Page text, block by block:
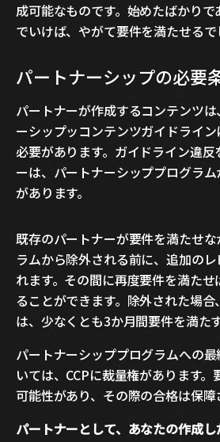
成可能なものです。始めたばかり
でいけば、やがて要件を満たせるで
パートナーシップの必要
パートナーが作成するコンテンツ
ーシップッコンテンツガイドライ
必要があります。ガイドライン違
ーは、パートナーシッププログラ
があります。
既存のパートナーが要件を満たせ
ラムから除外される前に、追加の
れます。その間に再度要件を満た
ることができます。除外された場
は、少なくとも3か月間要件を満た
パートナーシッププログラムへの
いては、CCPに裁量権があります
可能性があり、その際の合格は保障
パートナーとして、あなたの作成